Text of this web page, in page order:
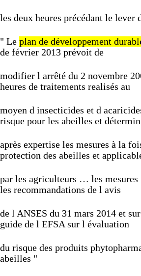
les deux heures précédant le lever
" Le plan de développement
de février 2013 prévoit de
modifier l arrêté du 2 novembre
heures de traitements realisés au
moyen d insecticides et d
risque pour les abeilles et
après expertise les mesures à la
protection des abeilles et
par les agriculteurs … les mesures
les recommandations de l avis
de l ANSES du 31 mars 2014 et sur
guide de l EFSA sur l évaluation
du risque des produits
abeilles "